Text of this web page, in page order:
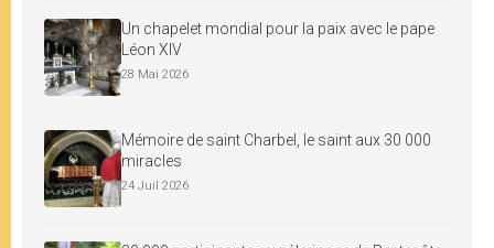
Un chapelet mondial pour la paix avec le pape
Léon XIV
28 Mai 2026
Mémoire de saint Charbel, le saint aux 30 000
miracles
24 Juil 2026